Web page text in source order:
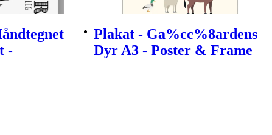
-
Plakat - Ga%cc%8ardens
Dyr A3 - Poster & Frame